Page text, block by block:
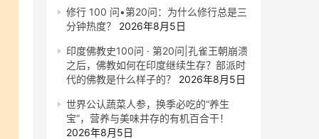
修行 100 问•第20问：为什么修行总是三
分钟热度？
2026年8月5日
印度佛教史100问 · 第20问|孔雀王朝崩溃
之后，佛教如何在印度继续生存？部派时
代的佛教是什么样子的？
2026年8月5日
世界公认蔬菜人参，换季必吃的“养生
宝”，营养与美味并存的有机百合干！
2026年8月5日